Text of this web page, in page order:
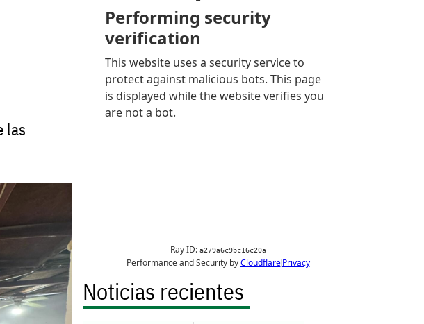
las
Noticias recientes